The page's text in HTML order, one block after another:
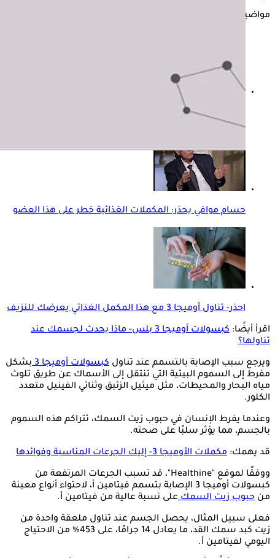
مواضيع ذات صلة
تناول أوميجا 3 يوميًا- ماذا تفعل بجسمك؟
حسام موافي يحذر: المكملات الغذائية خطر على هذا العضو
احذر- تناول أوميجا 3 مع هذا المكمل الغذائي يعرضك للنزيف
اقرأ أيضًا:
كبسولات أوميجا 3 بلس- ماذا يحدث لجسمك عند
تناولها؟
ويرجع سبب الإصابة بالتسمم عند تناول كبسولات أوميجا 3
بشكل
مفرط إلى السموم البيئية التي تنتقل إلى الأسماك عن طريق تلوث
مياه البحار والمحيطات، مثل ميثيل الزئبق وثنائي الفينيل متعدد
الكلور.
وعندما يفرط الإنسان في حبوب زيت السمك، تتراكم هذه السموم
بالجسم، مما يؤثر سلبًا على صحته.
قد يهمك: مكملات الأوميجا 3- إليك الجرعات المناسبة وفوائدها
ووفقًا لموقع "Healthine"، قد تسبب الجرعات المرتفعة من
كبسولات أوميجا 3 الإصابة بتسمم فيتامين أ، لاحتواء أنواع معينة
من حبوب زيت السمكعلى نسبة عالية من فيتامين أ.
فعلى سبيل المثال، يحصل الجسم عند تناول ملعقة واحدة من
زيت كبد سمك القد، ما يعادل 14 جرامًا، على 453% من الاحتياج
اليومي لفيتامين أ.